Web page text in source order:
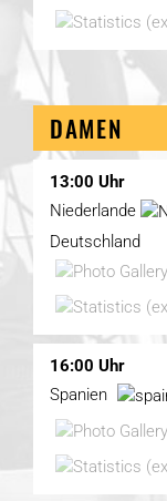
DAMEN
13:00 Uhr
Niederlande
Deutschland
16:00 Uhr
Spanien